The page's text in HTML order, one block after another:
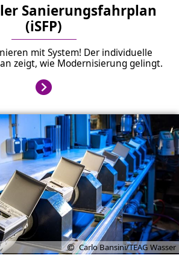
Sanierungsfahrplan
(iSFP)
mit System! Der individuelle
zeigt, wie Modernisierung gelingt.
Carlo Bansini/TEAG Wasser